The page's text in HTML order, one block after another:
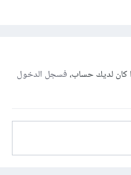
كان لديك حساب،فسجل الدخول